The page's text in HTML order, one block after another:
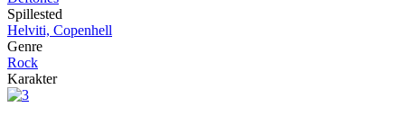
Spillested
Helviti, Copenhell
Genre
Rock
Karakter